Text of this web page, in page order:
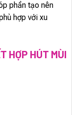
phần tạo nên
hợp với xu
HỢP HÚT MÙI